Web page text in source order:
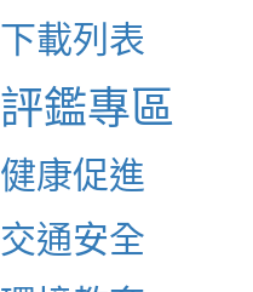
下載列表
評鑑專區
健康促進
交通安全